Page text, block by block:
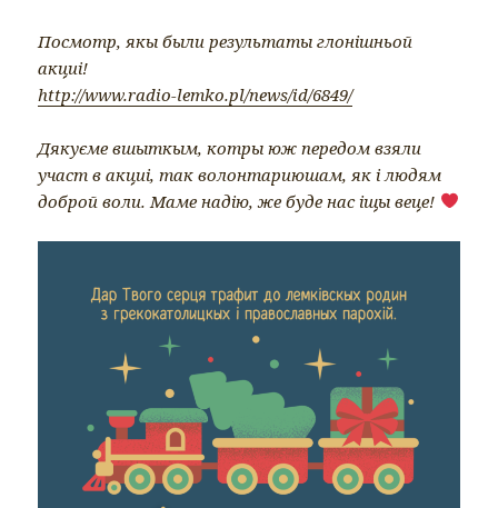
Посмотр, якы были результаты глонішньой
акциі!
http://www.radio-lemko.pl/news/id/6849/
Дякуєме вшыткым, котры юж передом взяли
участ в акциі, так волонтариюшам, як і людям
доброй воли. Маме надію, же буде нас іщы веце!